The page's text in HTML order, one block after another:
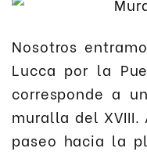
Nosotros
Lucca por la
corresponde a
muralla del
paseo hacia la